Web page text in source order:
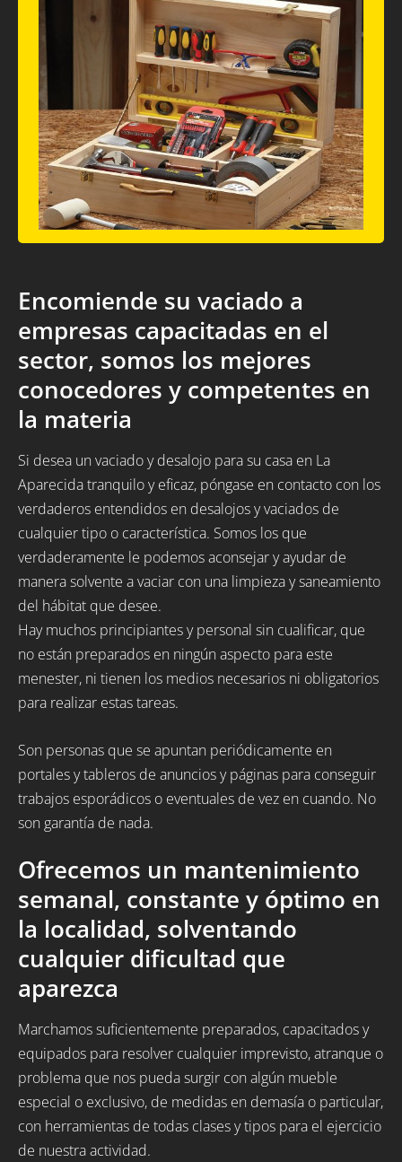
Encomiende su vaciado a
empresas capacitadas en el
sector, somos los mejores
conocedores y competentes en
la materia
Si desea un vaciado y desalojo para su casa en La
Aparecida tranquilo y eficaz, póngase en contacto con los
verdaderos entendidos en desalojos y vaciados de
cualquier tipo o característica. Somos los que
verdaderamente le podemos aconsejar y ayudar de
manera solvente a vaciar con una limpieza y saneamiento
del hábitat que desee.
Hay muchos principiantes y personal sin cualificar, que
no están preparados en ningún aspecto para este
menester, ni tienen los medios necesarios ni obligatorios
para realizar estas tareas.
Son personas que se apuntan periódicamente en
portales y tableros de anuncios y páginas para conseguir
trabajos esporádicos o eventuales de vez en cuando. No
son garantía de nada.
Ofrecemos un mantenimiento
semanal, constante y óptimo en
la localidad, solventando
cualquier dificultad que
aparezca
Marchamos suficientemente preparados, capacitados y
equipados para resolver cualquier imprevisto, atranque o
problema que nos pueda surgir con algún mueble
especial o exclusivo, de medidas en demasía o particular,
con herramientas de todas clases y tipos para el ejercicio
de nuestra actividad.